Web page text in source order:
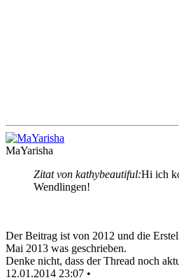
MaYarisha
Zitat von kathybeautiful:Hi ich
Wendlingen!
Der Beitrag ist von 2012 und die
Mai 2013 was geschrieben.
Denke nicht, dass der Thread noch
12.01.2014 23:07 •